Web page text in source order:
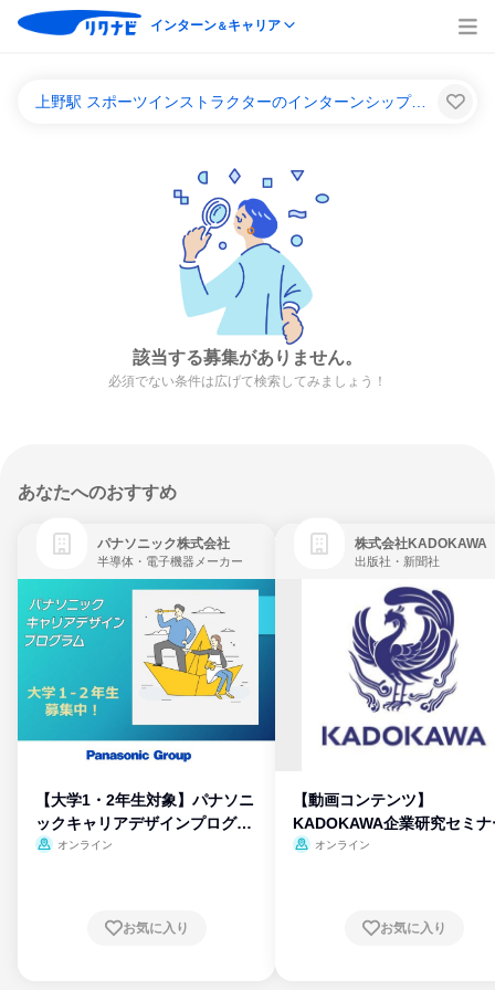
インターン＆キャリア
上野駅 スポーツインストラクターのインターンシップ＆キャリア一覧
該当する募集がありません。
必須でない条件は広げて検索してみましょう！
あなたへのおすすめ
パナソニック株式会社
半導体・電子機器メーカー
【大学1・2年生対象】パナソニ
ックキャリアデザインプログラ
ム
オンライン
お気に入り
株式会社KADOKAWA
出版社・新聞社
【動画コンテンツ】
KADOKAWA企業研究セミナ
オンライン
お気に入り